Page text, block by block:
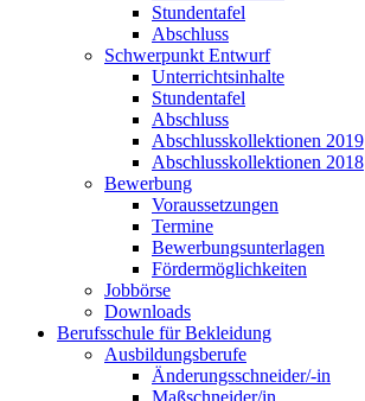
Stundentafel
Abschluss
Schwerpunkt Entwurf
Unterrichtsinhalte
Stundentafel
Abschluss
Abschlusskollektionen 2019
Abschlusskollektionen 2018
Bewerbung
Voraussetzungen
Termine
Bewerbungsunterlagen
Fördermöglichkeiten
Jobbörse
Downloads
Berufsschule für Bekleidung
Ausbildungsberufe
Änderungsschneider/-in
Maßschneider/in